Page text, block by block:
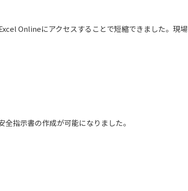
Onlineにアクセスすることで短縮できました。現場
指示書の作成が可能になりました。